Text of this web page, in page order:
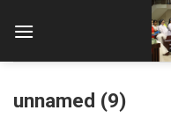
unnamed (9)